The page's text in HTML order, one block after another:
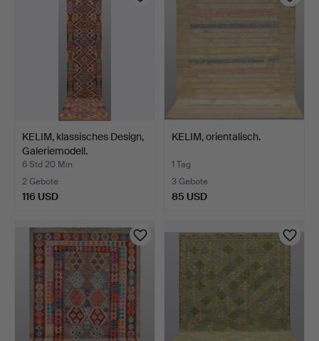
KELIM, klassisches Design,
Galeriemodell.
6 Std 20 Min
2 Gebote
116 USD
KELIM, orientalisch.
1 Tag
3 Gebote
85 USD